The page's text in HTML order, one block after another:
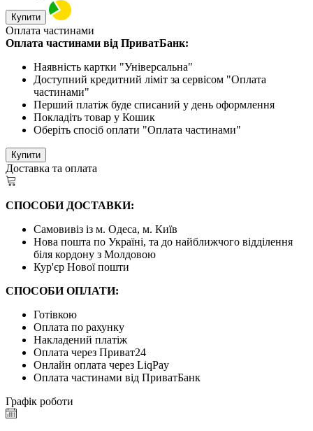
Купити
Оплата частинами
Оплата частинами від ПриватБанк:
Наявність картки "Універсальна"
Доступний кредитний ліміт за сервісом "Оплата
частинами"
Перший платіж буде списаний у день оформлення
Покладіть товар у Кошик
Оберіть спосіб оплати "Оплата частинами"
Купити
Доставка та оплата
СПОСОБИ ДОСТАВКИ:
Самовивіз із м. Одеса, м. Київ
Нова пошта по Україні, та до найближчого відділення
біля кордону з Молдовою
Кур'єр Нової пошти
СПОСОБИ ОПЛАТИ:
Готівкою
Оплата по рахунку
Накладений платіж
Оплата через Приват24
Онлайн оплата через LiqPay
Оплата частинами від ПриватБанк
Графік роботи